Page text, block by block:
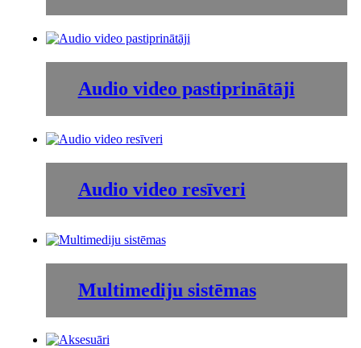
Audio video pastiprinātāji
Audio video resīveri
Multimediju sistēmas